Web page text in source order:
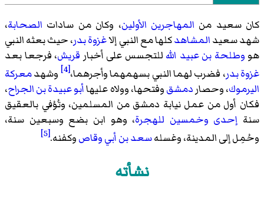
كان سعيد من المهاجرين الأولين، وكان من سادات الصحابة،
شهد سعيدالمشاهدكلها مع النبي إلاغزوة بدر، حيث بعثه النبي
هو وطلحة بن عبيد الله للتجسس على أخبار قريش، فرجعا بعد
غزوة بدر، فضرب لهما النبي بسهمهما وأجرهما،[4] وشهدمعركة
اليرموك، وحصار دمشقوفتحها، وولاه عليهاأبو عبيدة بن الجراح،
فكان أول من عمل نيابة دمشق من المسلمين، وتُوُفي بالعقيق
سنة إحدى وخمسين للهجرة، وهو ابن بضع وسبعين سنة،
وحُمِل إلى المدينة، وغسلهسعد بن أبي وقاصوكفنه.[5]
نشأته